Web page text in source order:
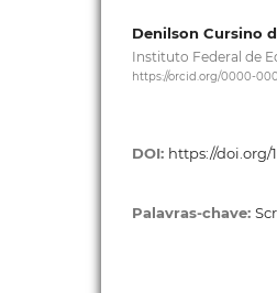
Denilson Cursino
Instituto Federal de
https://orcid.org/0000-
DOI: https://doi.org/
Palavras-chave: